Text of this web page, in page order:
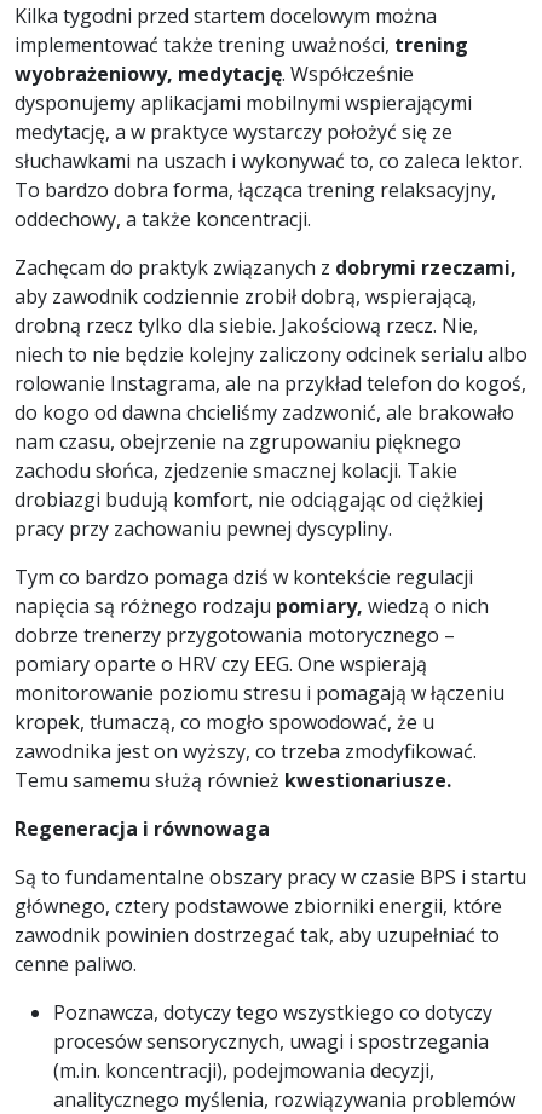
Kilka tygodni przed startem docelowym można
implementować także trening uważności, trening
wyobrażeniowy, medytację. Współcześnie
dysponujemy aplikacjami mobilnymi wspierającymi
medytację, a w praktyce wystarczy położyć się ze
słuchawkami na uszach i wykonywać to, co zaleca lektor.
To bardzo dobra forma, łącząca trening relaksacyjny,
oddechowy, a także koncentracji.
Zachęcam do praktyk związanych z dobrymi rzeczami,
aby zawodnik codziennie zrobił dobrą, wspierającą,
drobną rzecz tylko dla siebie. Jakościową rzecz. Nie,
niech to nie będzie kolejny zaliczony odcinek serialu albo
rolowanie Instagrama, ale na przykład telefon do kogoś,
do kogo od dawna chcieliśmy zadzwonić, ale brakowało
nam czasu, obejrzenie na zgrupowaniu pięknego
zachodu słońca, zjedzenie smacznej kolacji. Takie
drobiazgi budują komfort, nie odciągając od ciężkiej
pracy przy zachowaniu pewnej dyscypliny.
Tym co bardzo pomaga dziś w kontekście regulacji
napięcia są różnego rodzaju pomiary, wiedzą o nich
dobrze trenerzy przygotowania motorycznego –
pomiary oparte o HRV czy EEG. One wspierają
monitorowanie poziomu stresu i pomagają w łączeniu
kropek, tłumaczą, co mogło spowodować, że u
zawodnika jest on wyższy, co trzeba zmodyfikować.
Temu samemu służą również kwestionariusze.
Regeneracja i równowaga
Są to fundamentalne obszary pracy w czasie BPS i startu
głównego, cztery podstawowe zbiorniki energii, które
zawodnik powinien dostrzegać tak, aby uzupełniać to
cenne paliwo.
Poznawcza, dotyczy tego wszystkiego co dotyczy
procesów sensorycznych, uwagi i spostrzegania
(m.in. koncentracji), podejmowania decyzji,
analitycznego myślenia, rozwiązywania problemów